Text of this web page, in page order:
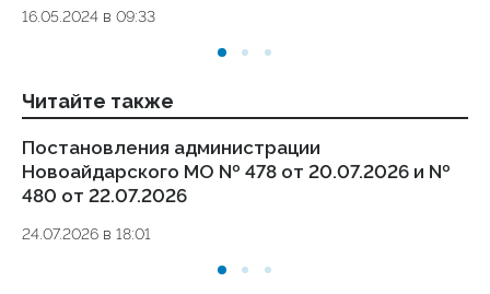
16.05.2024 в 09:33
Читайте также
Постановления администрации
Новоайдарского МО № 478 от 20.07.2026 и №
480 от 22.07.2026
24.07.2026 в 18:01